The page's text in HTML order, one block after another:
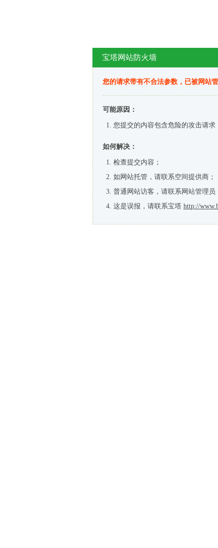
宝塔网站防火墙
您的请求带有不合法参数，已被网站
可能原因：
您提交的内容包含危险的攻击请求
如何解决：
检查提交内容；
如网站托管，请联系空间提供商；
普通网站访客，请联系网站管理员
这是误报，请联系宝塔 http://